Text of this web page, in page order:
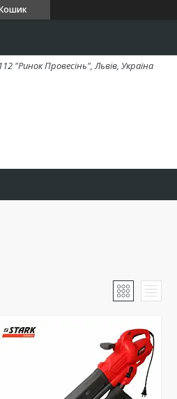
"Ринок Провесінь", Львів, Україна